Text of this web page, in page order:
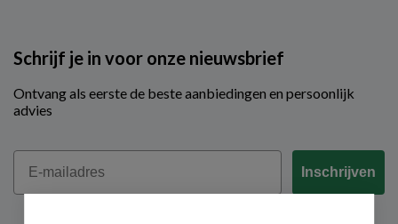
Schrijf je in voor onze nieuwsbrief
Ontvang als eerste de beste aanbiedingen en persoonlijk
advies
Email
Inschrijven